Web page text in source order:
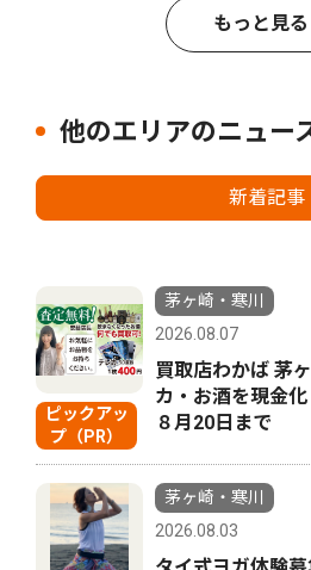
もっと見る
他のエリアのニュー
新着記事
ピックアッ
プ（PR）
茅ヶ崎・寒川
2026.08.07
買取店わかば 茅
カ・お酒を現金
８月20日まで
茅ヶ崎・寒川
2026.08.03